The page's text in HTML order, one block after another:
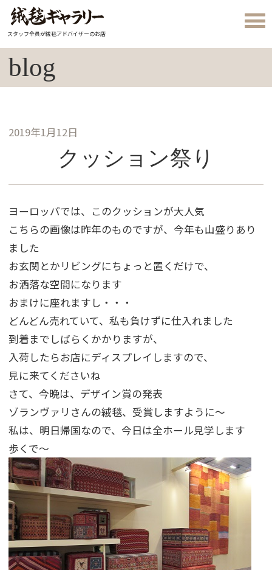
スタッフ全員が絨毯アドバイザーのお店
blog
2019年1月12日
クッション祭り
ヨーロッパでは、このクッションが大人気
こちらの画像は昨年のものですが、今年も山盛りあり
ました
お玄関とかリビングにちょっと置くだけで、
お洒落な空間になります
おまけに座れますし・・・
どんどん売れていて、私も負けずに仕入れました
到着までしばらくかかりますが、
入荷したらお店にディスプレイしますので、
見に来てくださいね
さて、今晩は、デザイン賞の発表
ゾランヴァリさんの絨毯、受賞しますように～
私は、明日帰国なので、今日は全ホール見学します
歩くで～